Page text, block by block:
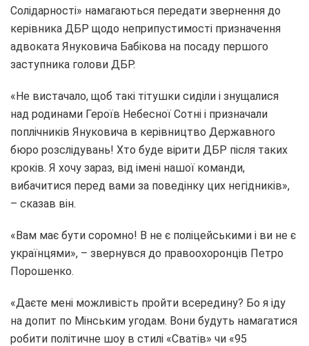
Солідарності» намагаються передати звернення до
керівника ДБР щодо неприпустимості призначення
адвоката Януковича Бабікова на посаду першого
заступника голови ДБР.
«Не вистачало, щоб такі тітушки сиділи і знущалися
над родинами Героїв Небесної Сотні і призначали
поплічників Януковича в керівництво Державного
бюро розслідувань! Хто буде вірити ДБР після таких
кроків. Я хочу зараз, від імені нашої команди,
вибачитися перед вами за поведінку цих негідників»,
– сказав він.
«Вам має бути соромно! В не є поліцейськими і ви не є
українцями», – звернувся до правоохоронців Петро
Порошенко.
«Даєте мені можливість пройти всередину? Бо я іду
на допит по Мінським угодам. Вони будуть намагатися
робити політичне шоу в стилі «Сватів» чи «95